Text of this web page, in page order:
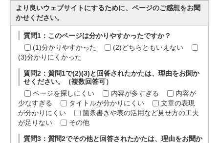
より良いウェブサイトにするために、ページのご感想をお聞
かせください。
質問1：このページは分かりやすかったですか？
(1)分かりやすかった
(2)どちらともいえない
(3)分かりにくかった
質問2：質問1で(2)(3)と回答されたかたは、理由をお聞か
せください。（複数回答可）
ページを探しにくい
内容が多すぎる
内容が
少なすぎる
タイトルが分かりにくい
文章の表現
が分かりにくい
箇条書きや表の活用など見せ方の工夫
が足りない
その他
質問3：質問2でその他と回答されたかたは、理由をお聞か